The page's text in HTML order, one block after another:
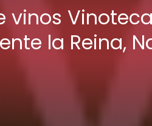
vinos
la Reina,